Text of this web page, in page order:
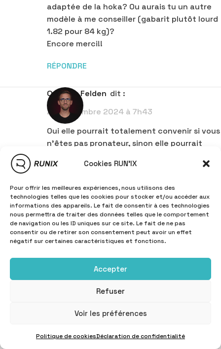
Cookies RUN'IX
Pour offrir les meilleures expériences, nous utilisons des
technologies telles que les cookies pour stocker et/ou accéder aux
informations des appareils. Le fait de consentir à ces technologies
nous permettra de traiter des données telles que le comportement
de navigation ou les ID uniques sur ce site. Le fait de ne pas
consentir ou de retirer son consentement peut avoir un effet
négatif sur certaines caractéristiques et fonctions.
Accepter
Refuser
Voir les préférences
Politique de cookiesDéclaration de confidentialité
adaptée de la hoka? Ou aurais tu un autre
modèle à me conseiller (gabarit plutôt lourd
1.82 pour 84 kg)?
Encore merci!!
RÉPONDRE
Quentin Felden dit :
26 septembre 2024 à 7h43
Oui elle pourrait totalement convenir si vous
n’êtes pas pronateur, sinon elle pourrait
Laisser un commentaire
Votre adresse e-mail ne sera pas publiée.Les champs